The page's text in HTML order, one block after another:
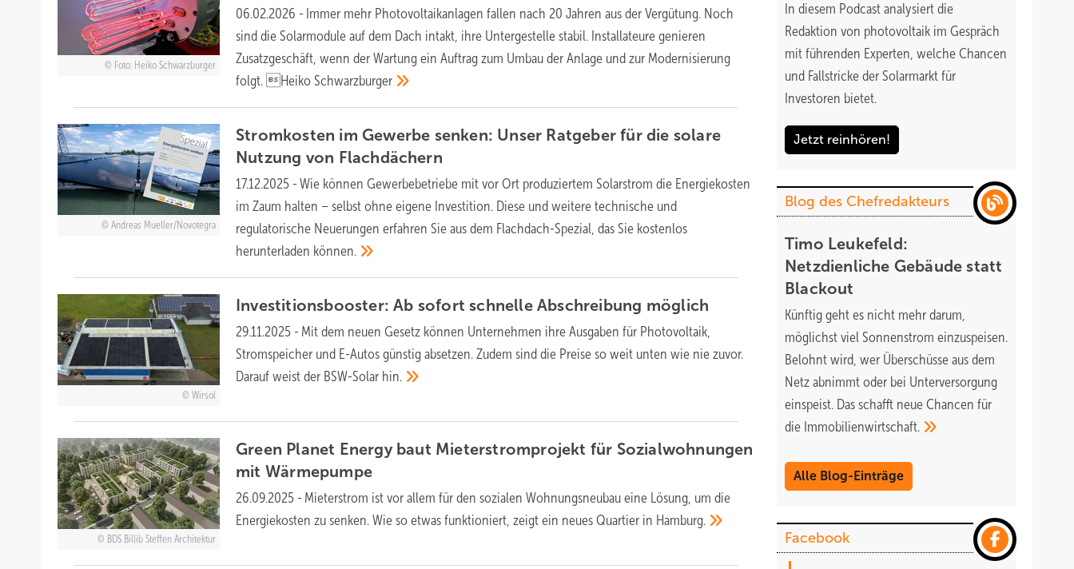
Foto: Heiko Schwarzburger
06.02.2026 - Immer mehr Photovoltaikanlagen fallen nach 20 Jahren aus der Vergütung. Noch
sind die Solarmodule auf dem Dach intakt, ihre Untergestelle stabil. ­Installateure genieren
Zusatzgeschäft, wenn der Wartung ein Auftrag zum Umbau der Anlage und zur Modernisierung
folgt. HeikoSchwarzburger
Andreas Mueller/Novotegra
Stromkosten im Gewerbe senken: Unser Ratgeber für die solare
Nutzung von Flachdächern
17.12.2025 - Wie können Gewerbebetriebe mit vor Ort produziertem Solarstrom die Energiekosten
im Zaum halten – selbst ohne eigene Investition. Diese und weitere technische und
regulatorische Neuerungen erfahren Sie aus dem Flachdach-Spezial, das Sie kostenlos
herunterladen können.
Wirsol
Investitionsbooster: Ab sofort schnelle Abschreibung möglich
29.11.2025 - Mit dem neuen Gesetz können Unternehmen ihre Ausgaben für Photovoltaik,
Stromspeicher und E-Autos günstig absetzen. Zudem sind die Preise so weit unten wie nie zuvor.
Darauf weist der BSW-Solar hin.
BDS Billib Steffen Architektur
Green Planet Energy baut Mieterstromprojekt für Sozialwohnungen
mit Wärmepumpe
26.09.2025 - Mieterstrom ist vor allem für den sozialen Wohnungsneubau eine Lösung, um die
Energiekosten zu senken. Wie so etwas funktioniert, zeigt ein neues Quartier in Hamburg.
In diesem Podcast analysiert die
Redaktion von photovoltaik im Gespräch
mit führenden Experten, welche Chancen
und Fallstricke der Solarmarkt für
Investoren bietet.
Jetzt reinhören!
Blog des Chefredakteurs
Timo Leukefeld:
Netzdienliche Gebäude statt
Blackout
Künftig geht es nicht mehr darum,
möglichst viel Sonnenstrom einzuspeisen.
Belohnt wird, wer Überschüsse aus dem
Netz abnimmt oder bei Unterversorgung
einspeist. Das schafft neue Chancen für
die Immobilienwirtschaft.
Alle Blog-Einträge
Facebook